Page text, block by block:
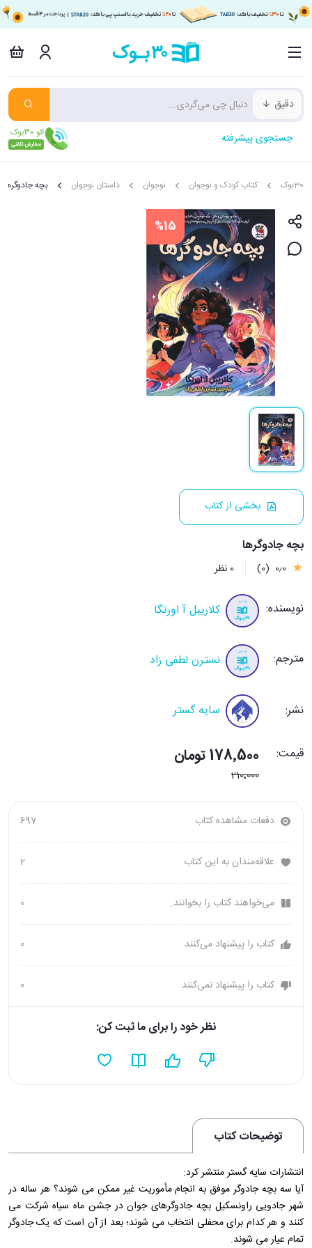
دقیق
جستجوی پیشرفته
30بوک کتاب کودک و نوجوان نوجوان داستان نوجوان بچه جادوگرها
%15
بخشی از کتاب
بچه جادوگرها
0٫0 (0) 0 نظر
نویسنده: کلاریبل آ اورتگا
مترجم: نسترن لطفی زاد
نشر: سایه گستر
قیمت: 178٬500 تومان
210٬000
دفعات مشاهده کتاب 697
علاقه‌مندان به این کتاب 2
می‌خواهند کتاب را بخوانند. 0
کتاب را پیشنهاد می‌کنند 0
کتاب را پیشنهاد نمی‌کنند 0
نظر خود را برای ما ثبت کن:
توضیحات کتاب
انتشارات سایه گستر منتشر کرد:
آیا سه بچه جادوگر موفق به انجام مأموریت غیر ممکن می شوند؟ هر ساله در
شهر جادویی راونسکیل بچه جادوگرهای جوان در جشن ماه سیاه شرکت می
کنند و هر کدام برای محفلی انتخاب می شوند؛ بعد از آن است که یک جادوگر
تمام عیار می شوند.